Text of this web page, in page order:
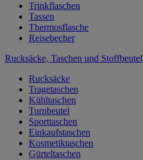
Trinkflaschen
Tassen
Thermosflasche
Reisebecher
Rucksäcke, Taschen und Stoffbeutel
Rucksäcke
Tragetaschen
Kühltaschen
Turnbeutel
Sporttaschen
Einkaufstaschen
Kosmetiktaschen
Gürteltaschen